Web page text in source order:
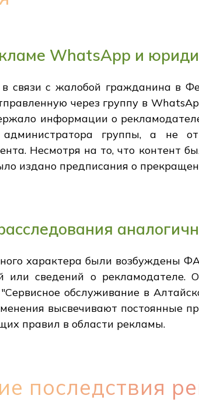
WhatsApp и
связи с жалобой гражданина в
через группу в
информации о
группы, а не
Несмотря на то, что контент
издано предписания о
характера были возбуждены
или сведений о
обслуживание в
высвечивают постоянные
правил в области рекламы.
последствия